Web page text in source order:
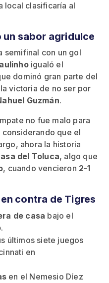
local clasificaría al
un sabor agridulce
semifinal con un gol
igualó el
dominó gran parte del
victoria de no ser por
Guzmán.
no fue malo para
que el
ahora la historia
del Toluca, algo que
, cuando vencieron 2-1
contra de Tigres
de casa bajo el
.
últimos siete juegos
en
en el Nemesio Díez